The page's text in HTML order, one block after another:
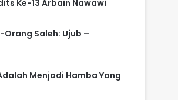
Ke-13 Arbain Nawawi
Saleh: Ujub –
Menjadi Hamba Yang